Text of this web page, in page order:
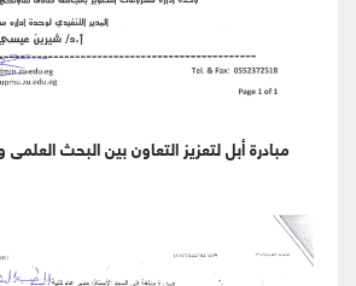
مبادرة أبل لتعزيز التعاون بين البحث العلمى